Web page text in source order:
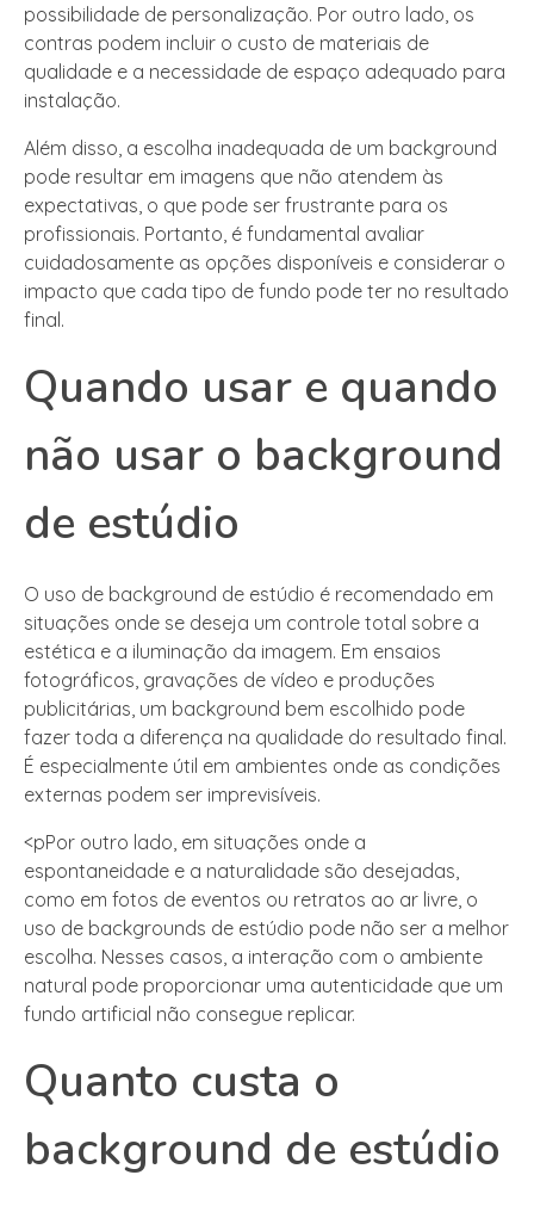
possibilidade de personalização. Por outro lado, os
contras podem incluir o custo de materiais de
qualidade e a necessidade de espaço adequado para
instalação.
Além disso, a escolha inadequada de um background
pode resultar em imagens que não atendem às
expectativas, o que pode ser frustrante para os
profissionais. Portanto, é fundamental avaliar
cuidadosamente as opções disponíveis e considerar o
impacto que cada tipo de fundo pode ter no resultado
final.
Quando usar e quando
não usar o background
de estúdio
O uso de background de estúdio é recomendado em
situações onde se deseja um controle total sobre a
estética e a iluminação da imagem. Em ensaios
fotográficos, gravações de vídeo e produções
publicitárias, um background bem escolhido pode
fazer toda a diferença na qualidade do resultado final.
É especialmente útil em ambientes onde as condições
externas podem ser imprevisíveis.
<pPor outro lado, em situações onde a
espontaneidade e a naturalidade são desejadas,
como em fotos de eventos ou retratos ao ar livre, o
uso de backgrounds de estúdio pode não ser a melhor
escolha. Nesses casos, a interação com o ambiente
natural pode proporcionar uma autenticidade que um
fundo artificial não consegue replicar.
Quanto custa o
background de estúdio